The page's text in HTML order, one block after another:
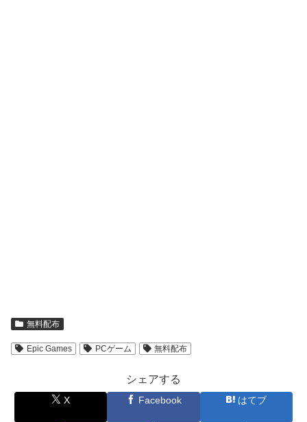
無料配布
Epic Games PCゲーム 無料配布
シェアする
X Facebook はてブ